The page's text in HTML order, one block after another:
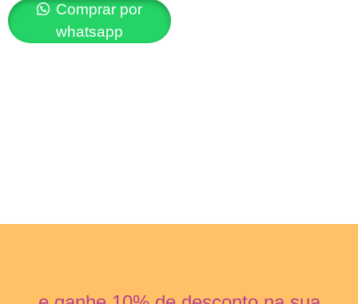
Comprar por
whatsapp